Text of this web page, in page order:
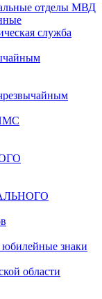
отделы МВД
служба
знаки
области